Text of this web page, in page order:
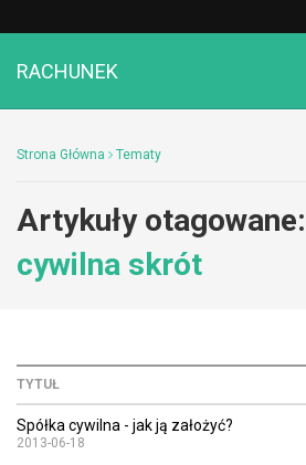
RACHUNEK
Strona Główna Tematy
Artykuły otagowane:
cywilna skrót
TYTUŁ
Spółka cywilna - jak ją założyć?
2013-06-18